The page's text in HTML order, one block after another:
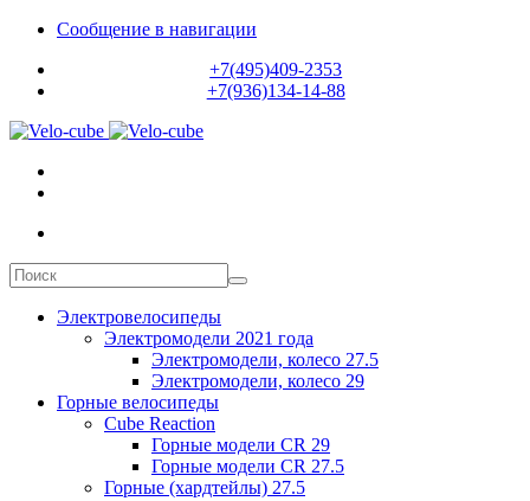
Сообщение в навигации
+7(495)409-2353
+7(936)134-14-88
Электровелосипеды
Электромодели 2021 года
Электромодели, колесо 27.5
Электромодели, колесо 29
Горные велосипеды
Cube Reaction
Горные модели CR 29
Горные модели CR 27.5
Горные (хардтейлы) 27.5